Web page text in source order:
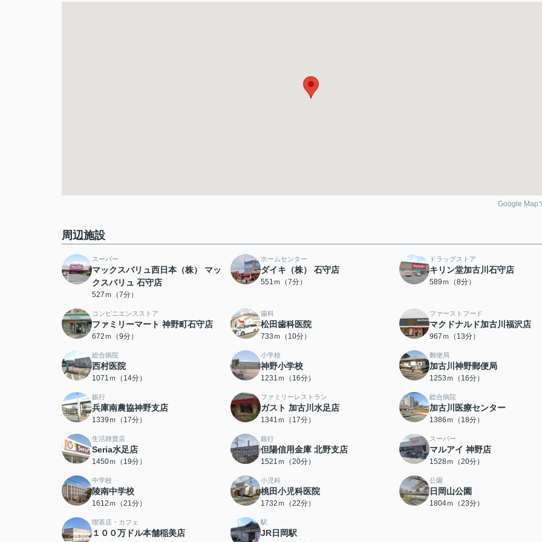
Google Map
周辺施設
スーパー
マックスバリュ西日本（株） マッ
クスバリュ 石守店
527ｍ（7分）
ホームセンター
ダイキ（株） 石守店
551ｍ（7分）
ドラッグストア
キリン堂加古川石守店
589ｍ（8分）
コンビニエンスストア
ファミリーマート 神野町石守店
672ｍ（9分）
歯科
松田歯科医院
733ｍ（10分）
ファーストフード
マクドナルド加古川福沢店
967ｍ（13分）
総合病院
西村医院
1071ｍ（14分）
小学校
神野小学校
1231ｍ（16分）
郵便局
加古川神野郵便局
1253ｍ（16分）
銀行
兵庫南農協神野支店
1339ｍ（17分）
ファミリーレストラン
ガスト 加古川水足店
1341ｍ（17分）
総合病院
加古川医療センター
1386ｍ（18分）
生活雑貨店
Seria水足店
1450ｍ（19分）
銀行
但陽信用金庫 北野支店
1521ｍ（20分）
スーパー
マルアイ 神野店
1528ｍ（20分）
中学校
陵南中学校
1612ｍ（21分）
小児科
桃田小児科医院
1732ｍ（22分）
公園
日岡山公園
1804ｍ（23分）
喫茶店・カフェ
１００万ドル本舗稲美店
駅
JR日岡駅